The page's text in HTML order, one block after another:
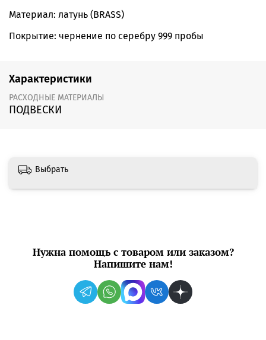
Материал: латунь (BRASS)
Покрытие: чернение по серебру 999 пробы
Характеристики
РАСХОДНЫЕ МАТЕРИАЛЫ
ПОДВЕСКИ
Выбрать
Нужна помощь с товаром или заказом?
Напишите нам!